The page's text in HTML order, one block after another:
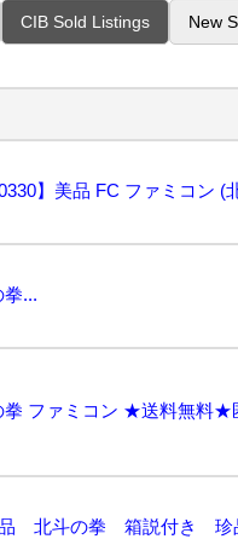
CIB Sold Listings New
...
拳 ファミコン ★送料無料★
品 北斗の拳 箱説付き 珍